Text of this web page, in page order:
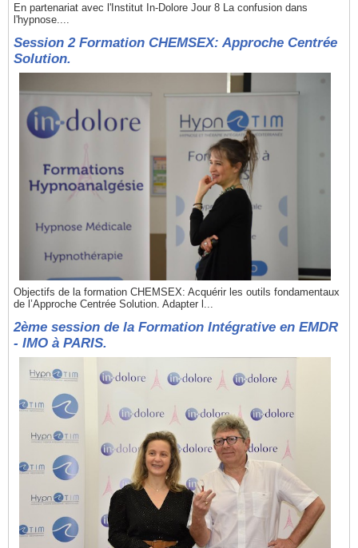
En partenariat avec l'Institut In-Dolore Jour 8 La confusion dans
l'hypnose....
Session 2 Formation CHEMSEX: Approche Centrée
Solution.
Objectifs de la formation CHEMSEX: Acquérir les outils fondamentaux
de l’Approche Centrée Solution. Adapter l...
2ème session de la Formation Intégrative en EMDR
- IMO à PARIS.